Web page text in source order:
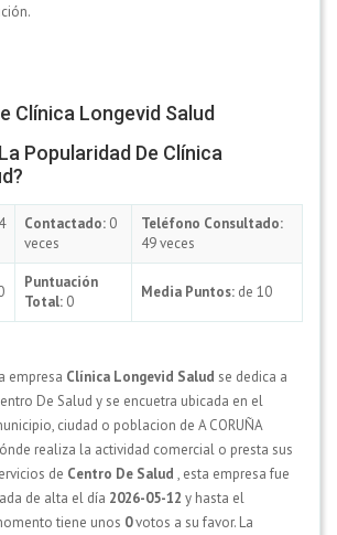
Clínica Longevid Salud
Popularidad De Clínica
Contactado: 0
veces
Teléfono Consultado:
49 veces
Puntuación
Total: 0
Media Puntos: de 10
empresa Clínica Longevid Salud se dedica a
De Salud y se encuetra ubicada en el
ciudad o poblacion de A CORUÑA
realiza la actividad comercial o presta sus
de Centro De Salud , esta empresa fue
de alta el día 2026-05-12 y hasta el
tiene unos 0votos a su favor. La